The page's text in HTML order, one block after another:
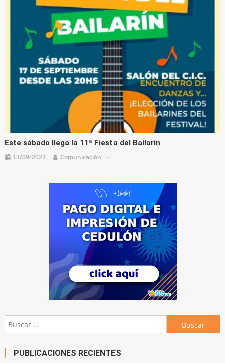
Este sábado llega la 11ª Fiesta del Bailarín
13/09/2022 Comunicación
Buscar:
PUBLICACIONES RECIENTES